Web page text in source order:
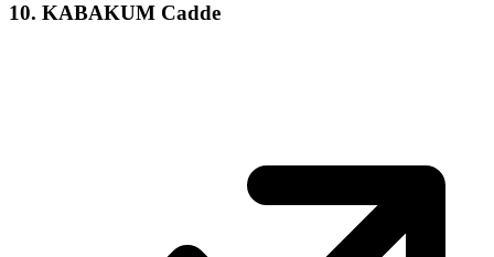
10. KABAKUM Cadde